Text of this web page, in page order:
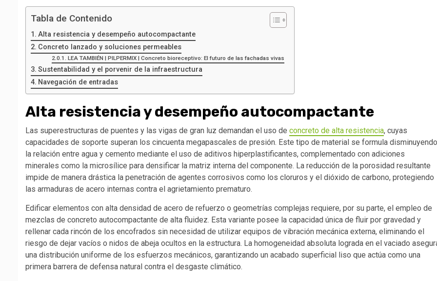
Tabla de Contenido
Alta resistencia y desempeño autocompactante
Concreto lanzado y soluciones permeables
LEA TAMBIÉN | PILPERMIX | Concreto bioreceptivo: El futuro de las fachadas vivas
Sustentabilidad y el porvenir de la infraestructura
Navegación de entradas
Alta resistencia y desempeño autocompactante
Las superestructuras de puentes y las vigas de gran luz demandan el uso de concreto de alta resistencia, cuyas
capacidades de soporte superan los cincuenta megapascales de presión. Este tipo de material se formula disminuyendo
la relación entre agua y cemento mediante el uso de aditivos hiperplastificantes, complementado con adiciones
minerales como la microsílice para densificar la matriz interna del componente. La reducción de la porosidad resultante
impide de manera drástica la penetración de agentes corrosivos como los cloruros y el dióxido de carbono, protegiendo
las armaduras de acero internas contra el agrietamiento prematuro.
Edificar elementos con alta densidad de acero de refuerzo o geometrías complejas requiere, por su parte, el empleo de
mezclas de concreto autocompactante de alta fluidez. Esta variante posee la capacidad única de fluir por gravedad y
rellenar cada rincón de los encofrados sin necesidad de utilizar equipos de vibración mecánica externa, eliminando el
riesgo de dejar vacíos o nidos de abeja ocultos en la estructura. La homogeneidad absoluta lograda en el vaciado
una distribución uniforme de los esfuerzos mecánicos, garantizando un acabado superficial liso que actúa como una
primera barrera de defensa natural contra el desgaste climático.